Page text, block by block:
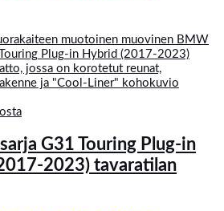
G31 Touring Plug-in
2023) tavaratilan